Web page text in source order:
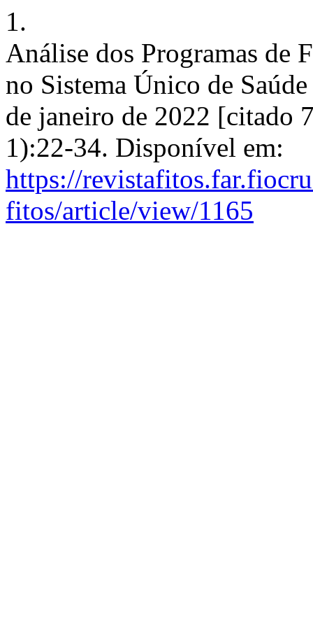
1.
Análise dos Programas de
no Sistema Único de
de janeiro de 2022 [citado
1):22-34. Disponível em:
https://
fitos/article/view/1165